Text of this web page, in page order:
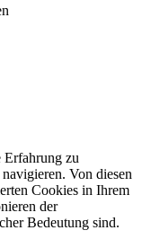
Erfahrung zu
Von diesen
Cookies in Ihrem
der
Bedeutung sind.